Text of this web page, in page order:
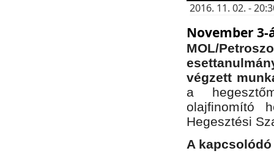
2016. 11. 02. -
November
MOL/
végzett
a
olajfinomító
Hegesztési
A